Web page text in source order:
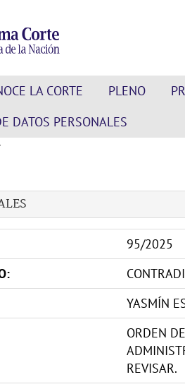
LA CORTE PLENO
DATOS PERSONALES
95/2025
YASMÍN
ORDEN
REVISAR.